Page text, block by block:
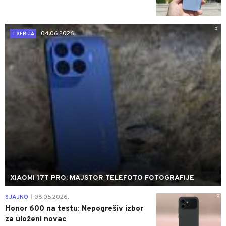
0
T SERIJA
04.06.2026.
XIAOMI 17T PRO: MAJSTOR TELEFOTO FOTOGRAFIJE
0
SJAJNO 08.05.2026.
Honor 600 na testu: Nepogrešiv izbor
za uloženi novac